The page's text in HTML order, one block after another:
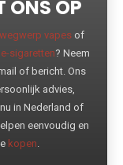
ONS OP
wegwerp vapes of
e-sigaretten? Neem
of bericht. Ons
advies,
in Nederland of
eenvoudig en
kopen.